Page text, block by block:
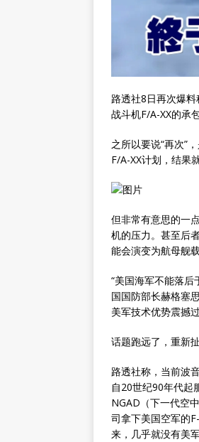
路透社8日再次爆
战斗机F/A-XX的承包
之所以要说“再次”
F/A-XX计划，结果
但非常有意思的一
机的压力。甚至后
能会演变为航母舰
“美国海军不能落
国国防部长赫格塞
美军技术优势震撼
话题跑远了，重新扯
路透社称，当前波
自20世纪90年代起
NGAD（下一代空
司拿下美国空军的
来，几乎就没有美